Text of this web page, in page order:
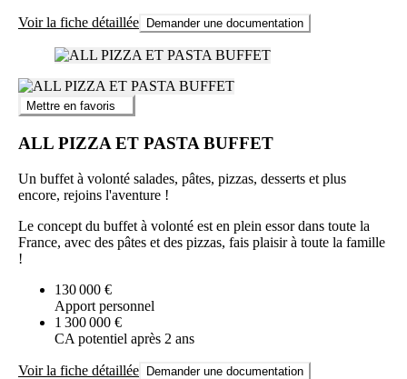
Voir la fiche détaillée Demander une documentation
Mettre en favoris
ALL PIZZA ET PASTA BUFFET
Un buffet à volonté salades, pâtes, pizzas, desserts et plus
encore, rejoins l'aventure !
Le concept du buffet à volonté est en plein essor dans toute la
France, avec des pâtes et des pizzas, fais plaisir à toute la famille
!
130 000 €
Apport personnel
1 300 000 €
CA potentiel après 2 ans
Voir la fiche détaillée Demander une documentation